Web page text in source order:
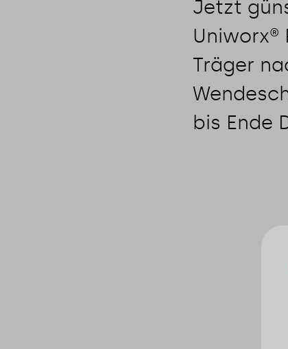
Jetzt
Uniworx®
Träger
bis Ende